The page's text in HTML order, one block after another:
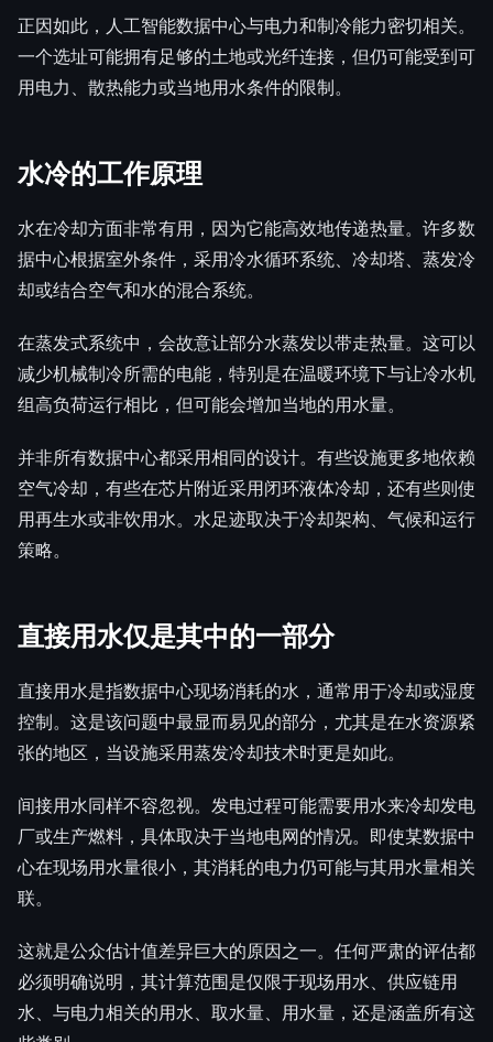
正因如此，人工智能数据中心与电力和制冷能力密切相关。
一个选址可能拥有足够的土地或光纤连接，但仍可能受到可
用电力、散热能力或当地用水条件的限制。
水冷的工作原理
水在冷却方面非常有用，因为它能高效地传递热量。许多数
据中心根据室外条件，采用冷水循环系统、冷却塔、蒸发冷
却或结合空气和水的混合系统。
在蒸发式系统中，会故意让部分水蒸发以带走热量。这可以
减少机械制冷所需的电能，特别是在温暖环境下与让冷水机
组高负荷运行相比，但可能会增加当地的用水量。
并非所有数据中心都采用相同的设计。有些设施更多地依赖
空气冷却，有些在芯片附近采用闭环液体冷却，还有些则使
用再生水或非饮用水。水足迹取决于冷却架构、气候和运行
策略。
直接用水仅是其中的一部分
直接用水是指数据中心现场消耗的水，通常用于冷却或湿度
控制。这是该问题中最显而易见的部分，尤其是在水资源紧
张的地区，当设施采用蒸发冷却技术时更是如此。
间接用水同样不容忽视。发电过程可能需要用水来冷却发电
厂或生产燃料，具体取决于当地电网的情况。即使某数据中
心在现场用水量很小，其消耗的电力仍可能与其用水量相关
联。
这就是公众估计值差异巨大的原因之一。任何严肃的评估都
必须明确说明，其计算范围是仅限于现场用水、供应链用
水、与电力相关的用水、取水量、用水量，还是涵盖所有这